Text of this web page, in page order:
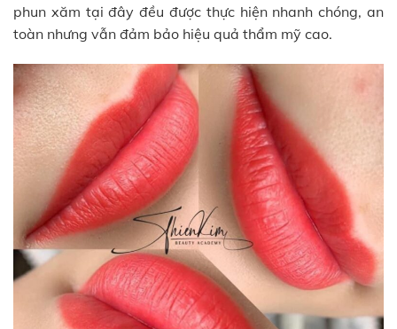
phun xăm tại đây đều được thực hiện nhanh chóng, an
toàn nhưng vẫn đảm bảo hiệu quả thẩm mỹ cao.